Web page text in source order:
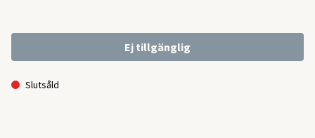
Ej tillgänglig
Slutsåld